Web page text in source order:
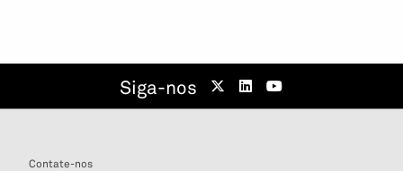
Siga-nos
Contate-nos